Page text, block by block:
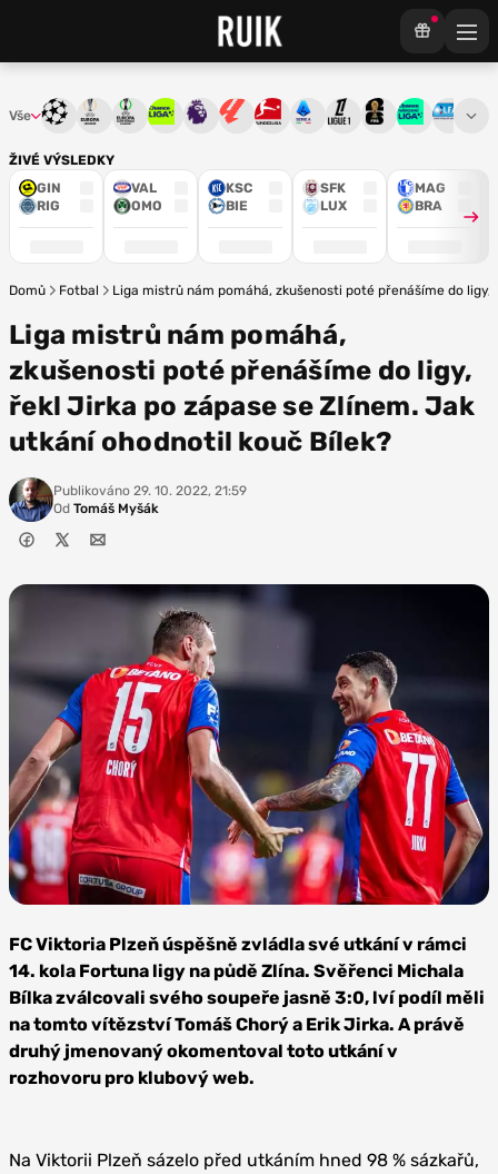
ŽIVÉ VÝSLEDKY
GIN
RIG
VAL
OMO
KSC
BIE
SFK
LUX
MAG
BRA
Vše Liga mistrůEvropská liga
Konferenční liga
Chance ligaPremier League
La LigaBundesliga
Serie ALigue 1Mistrovství světa
Chance3. ČFL
Domů Fotbal Liga mistrů nám pomáhá, zkušenosti poté přenášíme do
Liga mistrů nám pomáhá,
zkušenosti poté přenášíme do ligy,
řekl Jirka po zápase se Zlínem. Jak
utkání ohodnotil kouč Bílek?
Publikováno 29. 10. 2022, 21:59
Od Tomáš Myšák
Viktoria
Plzeň
FC Viktoria Plzeň úspěšně zvládla své utkání v rámci
14. kola Fortuna ligy na půdě Zlína. Svěřenci Michala
Bílka zválcovali svého soupeře jasně 3:0, lví podíl měli
na tomto vítězství Tomáš Chorý a Erik Jirka. A právě
druhý jmenovaný okomentoval toto utkání v
rozhovoru pro klubový web.
Na Viktorii Plzeň sázelo před utkáním hned 98 % sázkařů,